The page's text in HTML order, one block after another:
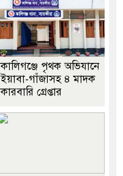
কালিগঞ্জে পৃথক অভিযানে
ইয়াবা-গাঁজাসহ ৪ মাদক
কারবারি গ্রেপ্তার